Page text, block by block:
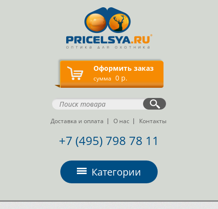
Оформить заказ
сумма 0 р.
Доставка и оплата О нас Контакты
+7 (495) 798 78 11
Категории